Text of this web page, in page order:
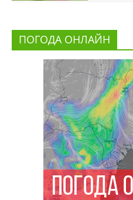
ПОГОДА ОНЛАЙН